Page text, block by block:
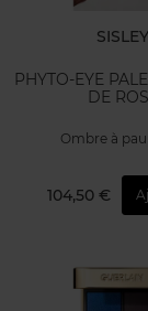
SISLEY
PHYTO-EYE
DE
Ombre à
104,50 €